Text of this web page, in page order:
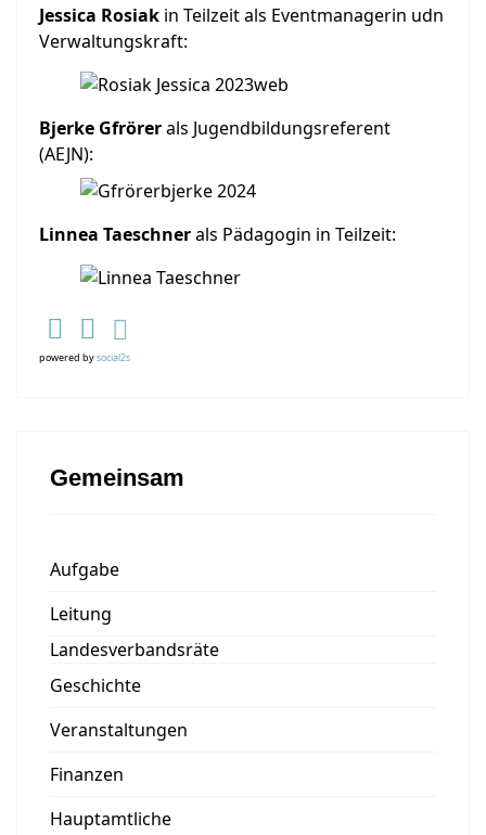
Jessica Rosiak in Teilzeit als Eventmanagerin udn
Verwaltungskraft:
Bjerke Gfrörerals Jugendbildungsreferent
(AEJN):
Linnea Taeschnerals Pädagogin in Teilzeit:
powered bysocial2s
Gemeinsam
Aufgabe
Leitung
Landesverbandsräte
Geschichte
Veranstaltungen
Finanzen
Hauptamtliche